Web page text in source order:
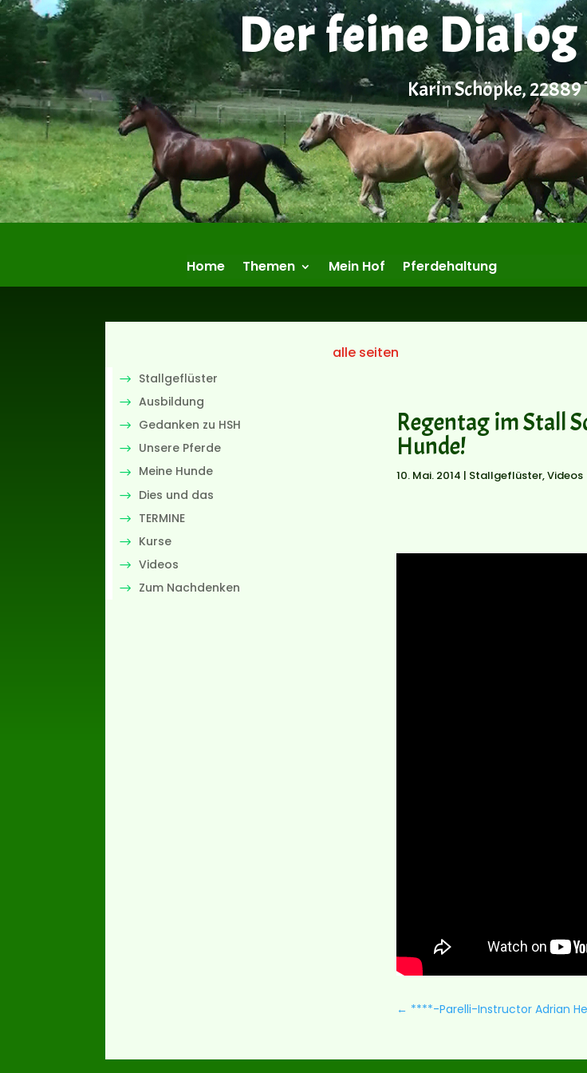
Der feine
Karin Schöpke,
Home Themen Mein Hof Pferdehaltung
Stallgeflüster
Ausbildung
Gedanken zu HSH
Unsere Pferde
Meine Hunde
Dies und das
TERMINE
Kurse
Videos
Zum Nachdenken
alle seiten
Regentag im Stall
Hunde!
10. Mai. 2014 | Stallgeflüster,Videos
← ****-Parelli-Instructor Adrian